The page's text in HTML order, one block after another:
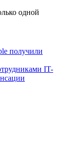
одной
получили
IT-